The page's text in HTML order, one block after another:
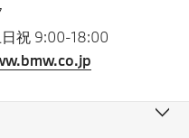
祝 9:00-18:00